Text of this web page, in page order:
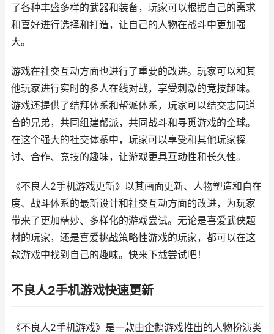
了各种丰盛多样的武器和装备，玩家可以根据自己的需求
和喜好进行选择和打造，让自己的人物在战斗中更加强
大。
游戏在社交互动方面也进行了重要的改进。玩家可以和其
他玩家进行实时的多人在线对战，享受刺激的竞技趣味。
游戏还提供了结拜体系和帮派体系，玩家可以结交志同道
合的兄弟，共同组建帮派，共同战斗和寻觅游戏的全球。
在这个强大的社交体系中，玩家可以享受和其他玩家探
讨、合作、竞技的趣味，让游戏更具互动性和长久性。
《不良人2手机游戏更新》以其画面更新、人物塑造和自在
度、战斗体系的最新设计和社交互动方面的改进，为玩家
带来了更加精妙、多样化的游戏尝试。无论是喜爱武侠题
材的玩家，还是喜爱挑战策略性游戏的玩家，都可以在这
款游戏中找到自己的趣味。快来下载尝试吧！
不良人2手机游戏快速更新
《不良人2手机游戏》是一款由企鹅游戏推出的人物扮演类